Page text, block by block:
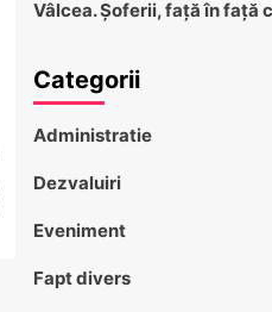
Vâlcea. Șoferii, față în față
Categorii
Administratie
Dezvaluiri
Eveniment
Fapt divers